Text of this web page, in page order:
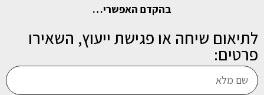
בהקדם האפשרי…
לתיאום שיחה או פגישת ייעוץ, השאירו
פרטים: